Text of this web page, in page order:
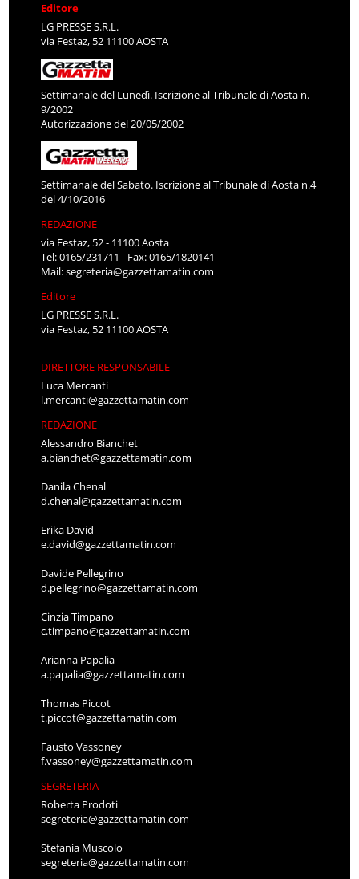
Editore
LG PRESSE S.R.L.
via Festaz, 52 11100 AOSTA
Settimanale del Lunedì. Iscrizione al Tribunale di Aosta n.
9/2002
Autorizzazione del 20/05/2002
Settimanale del Sabato. Iscrizione al Tribunale di Aosta n.4
del 4/10/2016
REDAZIONE
via Festaz, 52 - 11100 Aosta
Tel: 0165/231711 - Fax: 0165/1820141
Mail:segreteria@gazzettamatin.com
Editore
LG PRESSE S.R.L.
via Festaz, 52 11100 AOSTA
DIRETTORE RESPONSABILE
Luca Mercanti
l.mercanti@gazzettamatin.com
REDAZIONE
Alessandro Bianchet
a.bianchet@gazzettamatin.com
Danila Chenal
d.chenal@gazzettamatin.com
Erika David
e.david@gazzettamatin.com
Davide Pellegrino
d.pellegrino@gazzettamatin.com
Cinzia Timpano
c.timpano@gazzettamatin.com
Arianna Papalia
a.papalia@gazzettamatin.com
Thomas Piccot
t.piccot@gazzettamatin.com
Fausto Vassoney
f.vassoney@gazzettamatin.com
SEGRETERIA
Roberta Prodoti
segreteria@gazzettamatin.com
Stefania Muscolo
segreteria@gazzettamatin.com